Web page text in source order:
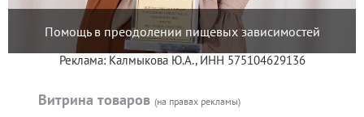
Помощь в преодолении пищевых зависимостей
Реклама: Калмыкова Ю.А., ИНН 575104629136
Витрина товаров (на правах рекламы)